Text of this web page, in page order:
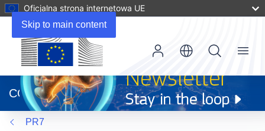
Skip to main content
Oficjalna strona internetowa UE
otworzy
się
w
nowym
CORDIS
Menu
PR7